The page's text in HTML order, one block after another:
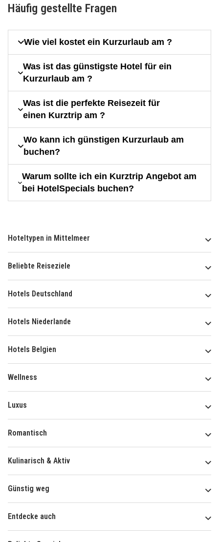
Häufig gestellte Fragen
Wie viel kostet ein Kurzurlaub am ?
Was ist das günstigste Hotel für ein
Kurzurlaub am ?
Was ist die perfekte Reisezeit für
einen Kurztrip am ?
Wo kann ich günstigen Kurzurlaub am
buchen?
Warum sollte ich ein Kurztrip Angebot am
bei HotelSpecials buchen?
Hoteltypen in Mittelmeer
Beliebte Reiseziele
Hotels Deutschland
Hotels Niederlande
Hotels Belgien
Wellness
Luxus
Romantisch
Kulinarisch & Aktiv
Günstig weg
Entdecke auch